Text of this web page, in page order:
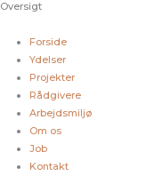
Oversigt
Forside
Ydelser
Projekter
Rådgivere
Arbejdsmiljø
Om os
Job
Kontakt